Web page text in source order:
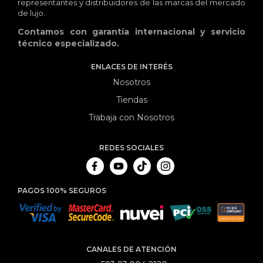
representantes y distribuidores de las marcas del mercado
de lujo.
Contamos con garantía internacional y servicio
técnico especializado.
ENLACES DE INTERÉS
Nosotros
Tiendas
Trabaja con Nosotros
REDES SOCIALES
PAGOS 100% SEGUROS
CANALES DE ATENCIÓN